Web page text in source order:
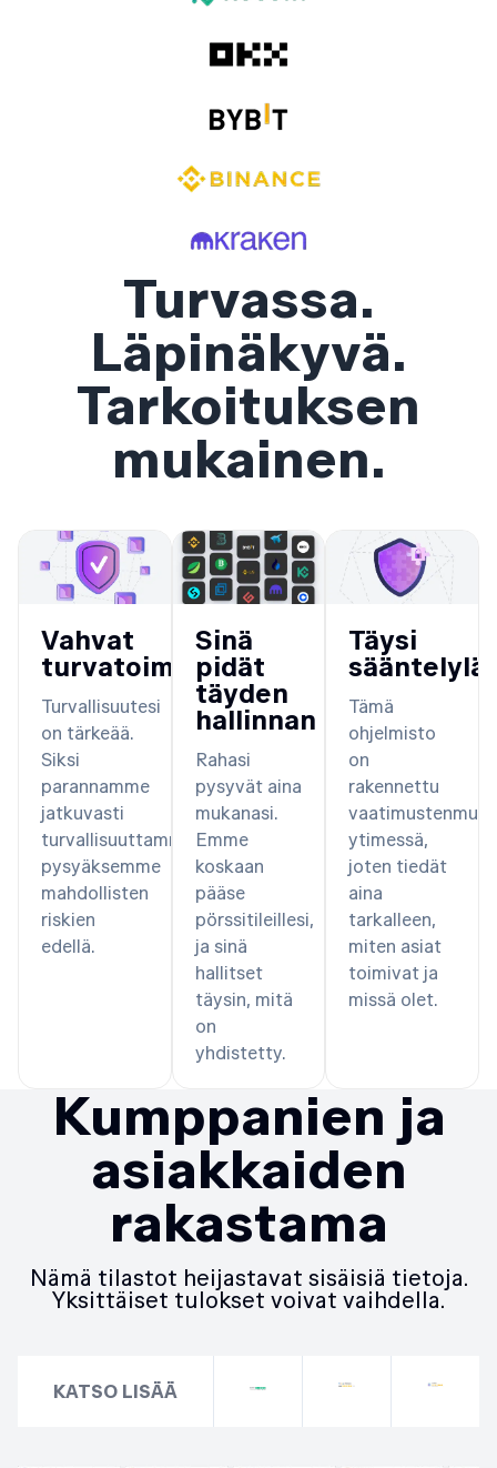
Turvassa.
Läpinäkyvä.
Tarkoituksen
mukainen.
Vahvat
turvatoimet
Turvallisuutesi
on tärkeää.
Siksi
parannamme
jatkuvasti
turvallisuuttamme
pysyäksemme
mahdollisten
riskien
edellä.
Sinä
pidät
täyden
hallinnan
Rahasi
pysyvät aina
mukanasi.
Emme
koskaan
pääse
pörssitileillesi,
ja sinä
hallitset
täysin, mitä
on
yhdistetty.
Täysi
Tämä
ohjelmisto
on
rakennettu
ytimessä,
joten tiedät
aina
tarkalleen,
miten asiat
toimivat ja
missä olet.
Kumppanien ja
asiakkaiden
rakastama
Nämä tilastot heijastavat sisäisiä tietoja.
Yksittäiset tulokset voivat vaihdella.
KATSO LISÄÄ